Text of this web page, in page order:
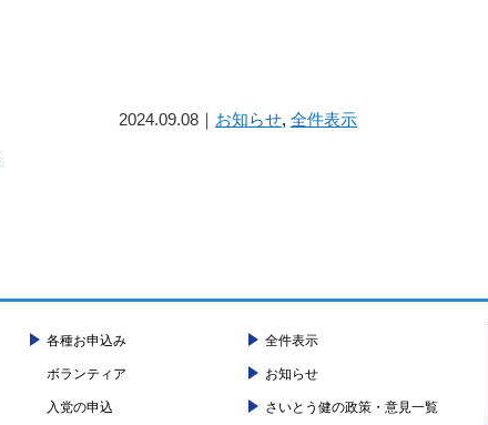
2024.09.08｜ お知らせ, 全件表示
各種お申込み
ボランティア
入党の申込
全件表示
お知らせ
さいとう健の政策・意見一覧